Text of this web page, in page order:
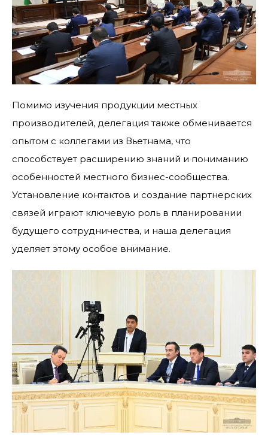
Помимо изучения продукции местных
производителей, делегация также обменивается
опытом с коллегами из Вьетнама, что
способствует расширению знаний и пониманию
особенностей местного бизнес-сообщества.
Установление контактов и создание партнерских
связей играют ключевую роль в планировании
будущего сотрудничества, и наша делегация
уделяет этому особое внимание.